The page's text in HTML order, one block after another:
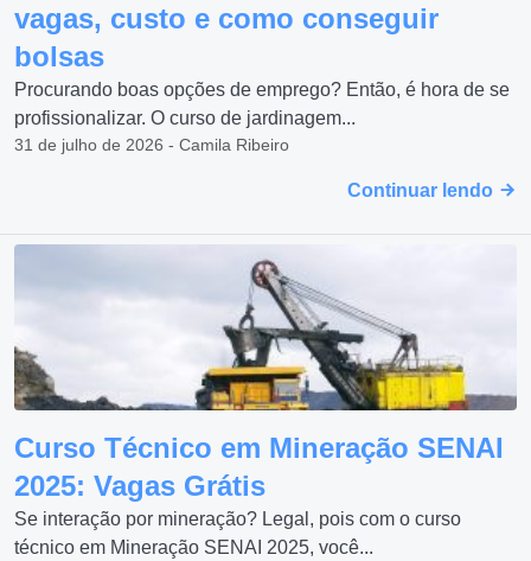
vagas, custo e como conseguir
bolsas
Procurando boas opções de emprego? Então, é hora de se
profissionalizar. O curso de jardinagem...
31 de julho de 2026 - Camila Ribeiro
Continuar lendo
Curso Técnico em Mineração SENAI
2025: Vagas Grátis
Se interação por mineração? Legal, pois com o curso
técnico em Mineração SENAI 2025, você...